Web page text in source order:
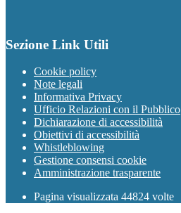
Sezione Link Utili
Cookie policy
Note legali
Informativa Privacy
Ufficio Relazioni con il Pubblico
Dichiarazione di accessibilità
Obiettivi di accessibilità
Whistleblowing
Gestione consensi cookie
Amministrazione trasparente
Pagina visualizzata 44824 volte